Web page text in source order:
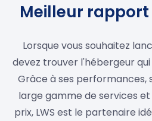
Meilleur
Lorsque vous souhaitez
devez trouver l'hébergeur
Grâce à ses performances,
large gamme de services
prix, LWS est le partenaire